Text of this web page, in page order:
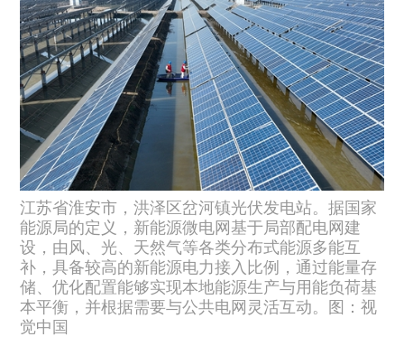
江苏省淮安市，洪泽区岔河镇光伏发电站。据国家
能源局的定义，新能源微电网基于局部配电网建
设，由风、光、天然气等各类分布式能源多能互
补，具备较高的新能源电力接入比例，通过能量存
储、优化配置能够实现本地能源生产与用能负荷基
本平衡，并根据需要与公共电网灵活互动。图：视
觉中国